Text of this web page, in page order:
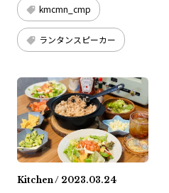
kmcmn_cmp
ランタンスピーカー
Kitchen / 2023.03.24